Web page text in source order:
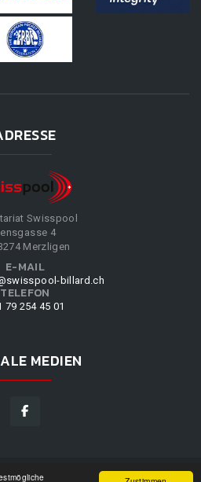
Swisspool
4
Merzligen
E-MAIL
billard.ch
TELEFON
79 254 45 01
MEDIEN